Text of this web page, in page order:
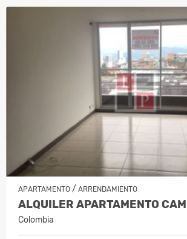
APARTAMENTO / ARRENDAMIENTO
Colombia